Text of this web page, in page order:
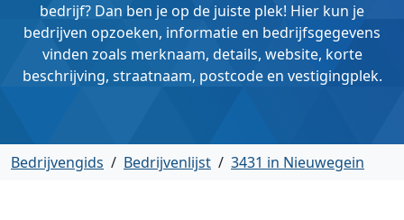
bedrijf? Dan ben je op de juiste plek! Hier kun je
bedrijven opzoeken, informatie en bedrijfsgegevens
vinden zoals merknaam, details, website, korte
beschrijving, straatnaam, postcode en vestigingplek.
Bedrijvengids / Bedrijvenlijst / 3431 in Nieuwegein